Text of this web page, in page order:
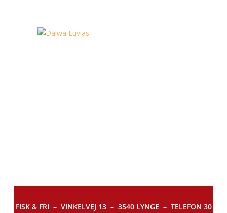
FISK & FRI – VINKELVEJ 13 – 3540 LYNGE – TELEFON 30